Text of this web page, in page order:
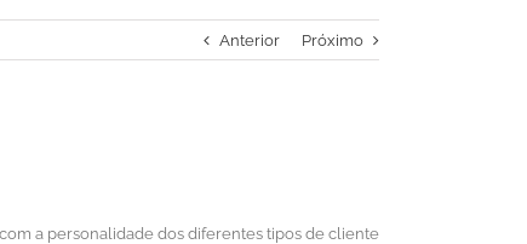
Anterior Próximo
a personalidade dos diferentes tipos de cliente